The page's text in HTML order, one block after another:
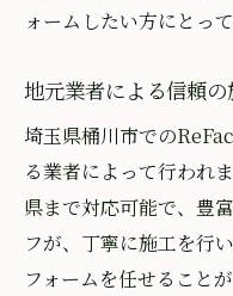
ォームしたい方にとっ
地元業者による信頼の
埼玉県桶川市での
る業者によって行われ
県まで対応可能で、豊
フが、丁寧に施工を行
フォームを任せること